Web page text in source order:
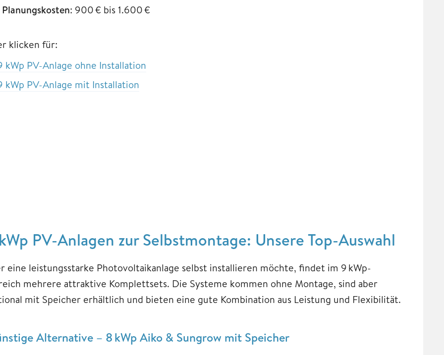
Planungskosten: 900 € bis 1.600 €
klicken für:
kWp PV-Anlage ohne Installation
kWp PV-Anlage mit Installation
PV-Anlagen zur Selbstmontage: Unsere Top-Auswahl
eine leistungsstarke Photovoltaikanlage selbst installieren möchte, findet im 9 kWp-
mehrere attraktive Komplettsets. Die Systeme kommen ohne Montage, sind aber
mit Speicher erhältlich und bieten eine gute Kombination aus Leistung und Flexibilität.
Alternative – 8 kWp Aiko & Sungrow mit Speicher